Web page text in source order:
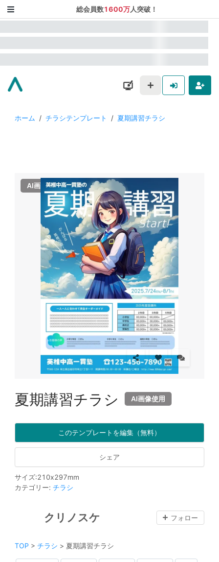
総会員数1600万人突破！
ホーム / チラシテンプレート / 夏期講習チラシ
AI画像使用
夏期講習チラシ AI画像使用
このテンプレートを編集（無料）
シェア
サイズ:210x297mm
カテゴリー: チラシ
クリノスケ フォロー
TOP > チラシ > 夏期講習チラシ